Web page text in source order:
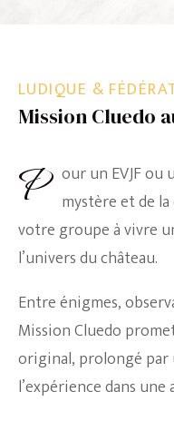
Mission Cluedo
LUDIQUE &
Pour un EVJF ou un EVG placé sous le signe du mystère et de
votre groupe à vivre
l’univers du château.
Entre énigmes,
Mission Cluedo
original, prolongé
l’expérience dans